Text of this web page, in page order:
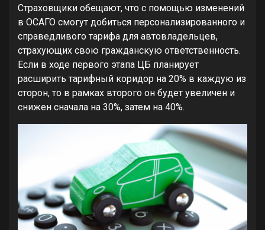
Страховщики обещают, что с помощью изменений
в ОСАГО смогут добиться персонализированного и
справедливого тарифа для автовладельцев,
страхующих свою гражданскую ответственность.
Если в ходе первого этапа ЦБ планирует
расширить тарифный коридор на 20% в каждую из
сторон, то в рамках второго он будет увеличен и
снижен сначала на 30%, затем на 40%.